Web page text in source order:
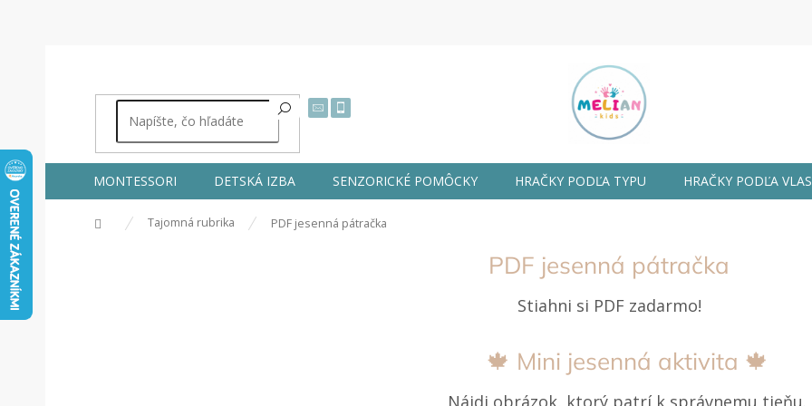
na
obsah
MONTESSORI DETSKÁ IZBA SENZORICKÉ POMÔCKY HRAČKY PODĽA TYPU HRAČKY PODĽA
DomovTajomná rubrika PDF jesenná pátračka
PDF jesenná pátračka
Stiahni si PDF zadarmo!
🍁 Mini jesenná aktivita 🍁
Nájdi obrázok, ktorý patrí k správnemu tieňu.